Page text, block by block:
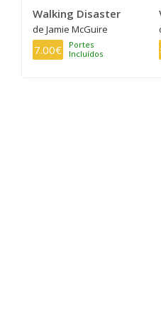
Walking Disaster
de Jamie McGuire
7.00€
Portes
Incluídos